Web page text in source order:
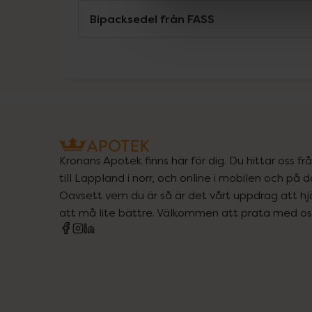
Bipacksedel från FASS
Kronans Apotek finns här för dig. Du hittar oss
till Lappland i norr, och online i mobilen och på
Oavsett vem du är så är det vårt uppdrag att
att må lite bättre. Välkommen att prata med